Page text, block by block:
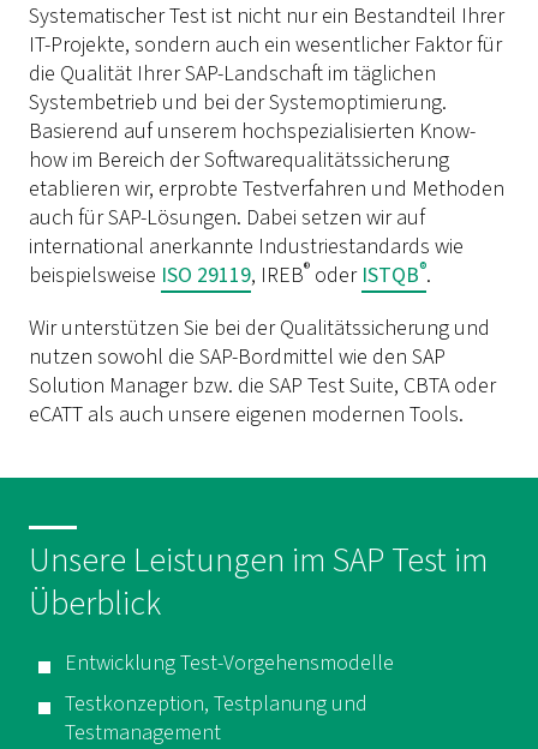
Systematischer Test ist nicht nur ein Bestandteil Ihrer
IT-Projekte, sondern auch ein wesentlicher Faktor für
die Qualität Ihrer SAP-Landschaft im täglichen
Systembetrieb und bei der Systemoptimierung.
Basierend auf unserem hochspezialisierten Know-
how im Bereich der Softwarequalitätssicherung
etablieren wir, erprobte Testverfahren und Methoden
auch für SAP-Lösungen. Dabei setzen wir auf
international anerkannte Industriestandards wie
beispielsweise ISO 29119, IREB® oder ISTQB®.
Wir unterstützen Sie bei der Qualitätssicherung und
nutzen sowohl die SAP-Bordmittel wie den SAP
Solution Managerbzw. die SAP Test Suite, CBTA oder
eCATT als auch unsere eigenen modernen Tools.
Unsere Leistungen im SAP Test im
Überblick
Entwicklung Test-Vorgehensmodelle
Testkonzeption, Testplanung und
Testmanagement